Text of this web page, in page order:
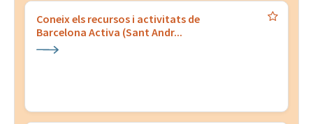
Coneix els recursos i activitats de
Barcelona Activa (Sant Andr...